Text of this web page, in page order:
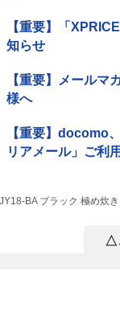
BA ブラック 極め炊
【重要】「
知らせ
【重要】メールマ
様へ
【重要】docomo
リアメール」ご利
△